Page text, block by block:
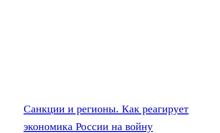
Санкции и регионы. Как реагирует
экономика России на войну